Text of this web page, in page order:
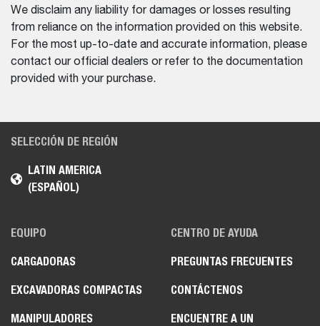
We disclaim any liability for damages or losses resulting
from reliance on the information provided on this website.
For the most up-to-date and accurate information, please
contact our official dealers or refer to the documentation
provided with your purchase.
SELECCIÓN DE REGIÓN
LATIN AMERICA
(ESPAÑOL)
EQUIPO
CARGADORAS
EXCAVADORAS COMPACTAS
MANIPULADORES
CENTRO DE AYUDA
PREGUNTAS FRECUENTES
CONTÁCTENOS
ENCUENTRE A UN